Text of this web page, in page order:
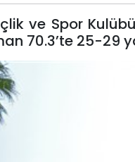
ve Spor
70.3’te 25-29